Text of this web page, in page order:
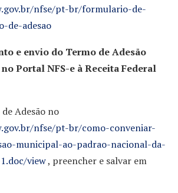
nfse/pt-br/formulario-de-
de-adesao
e envio do Termo de Adesão
Portal NFS-e à Receita Federal
Adesão no
nfse/pt-br/como-conveniar-
municipal-ao-padrao-nacional-da-
view, preencher e salvar em